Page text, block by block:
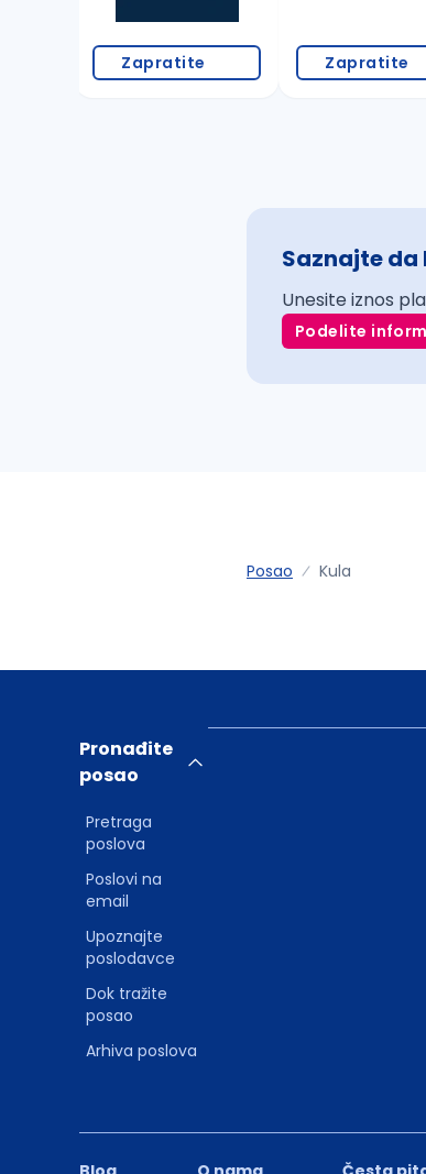
Zapratite Zapratite
Saznajte
Unesite iznos
Podelite
Posao Kula
Pronađite
posao
Pretraga
poslova
Poslovi na
email
Upoznajte
poslodavce
Dok tražite
posao
Arhiva poslova